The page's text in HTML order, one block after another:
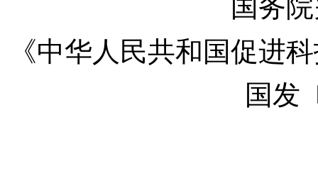
国务
《中华人民共和国促进
国发